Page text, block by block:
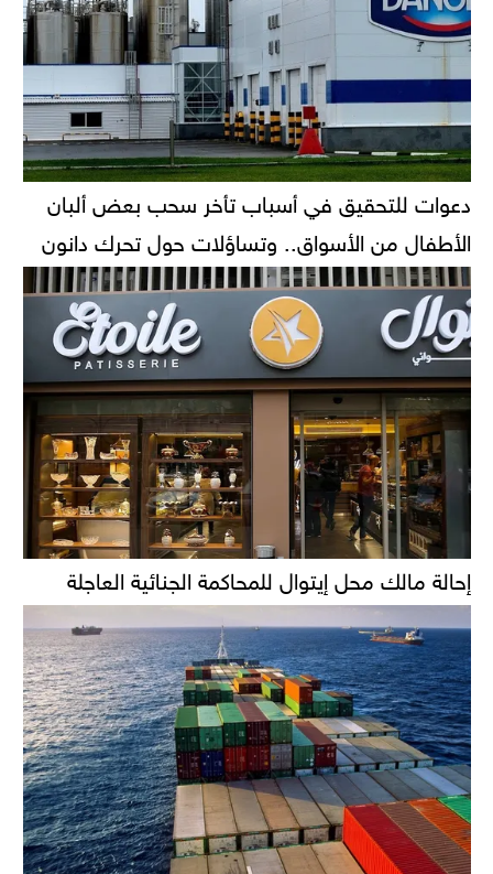
دعوات للتحقيق في أسباب تأخر سحب بعض ألبان
الأطفال من الأسواق.. وتساؤلات حول تحرك دانون
إحالة مالك محل إيتوال للمحاكمة الجنائية العاجلة